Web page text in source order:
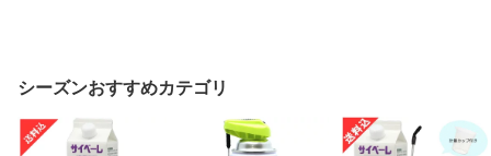
シーズンおすすめカテゴリ